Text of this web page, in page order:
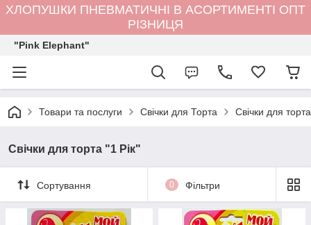
ХЛОПУШКИ ПНЕВМАТИЧНІ В АСОРТИМЕНТІ ОПТ
РІЗНИЦЯ
"Pink Elephant"
Товари та послуги Свічки для Торта Свічки для
Свічки для торта "1 Рік"
Сортування 0 Фільтри